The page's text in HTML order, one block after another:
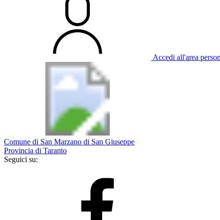
Accedi all'area
Comune di San Marzano di San Giuseppe
Provincia di Taranto
Seguici su: